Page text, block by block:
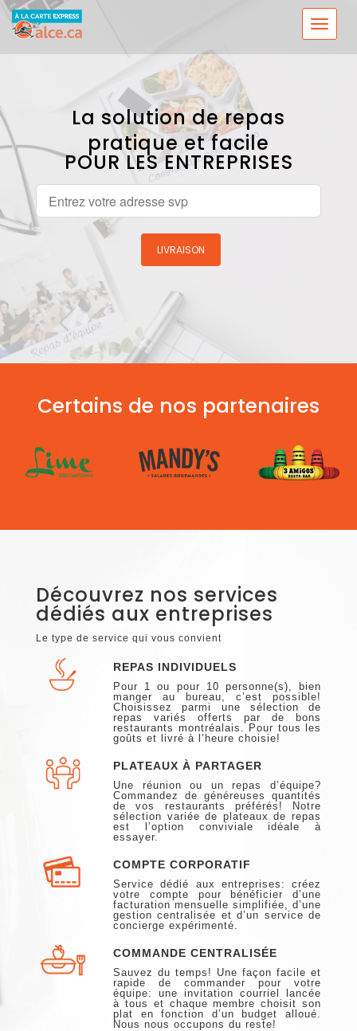
La solution de repas
pratique et facile
POUR LES ENTREPRISES
LIVRAISON
Certains de nos partenaires
Découvrez nos services
dédiés aux entreprises
Le type de service qui vous convient
REPAS INDIVIDUELS
Pour 1 ou pour 10 personne(s), bien
manger au bureau, c’est possible!
Choisissez parmi une sélection de
repas variés offerts par de bons
restaurants montréalais. Pour tous les
goûts et livré à l’heure choisie!
PLATEAUX À PARTAGER
Une réunion ou un repas d’équipe?
Commandez de généreuses quantités
de vos restaurants préférés! Notre
sélection variée de plateaux de repas
est l’option conviviale idéale à
essayer.
COMPTE CORPORATIF
Service dédié aux entreprises: créez
votre compte pour bénéficier d’une
facturation mensuelle simplifiée, d’une
gestion centralisée et d’un service de
concierge expérimenté.
COMMANDE CENTRALISÉE
Sauvez du temps! Une façon facile et
rapide de commander pour votre
équipe: une invitation courriel lancée
à tous et chaque membre choisit son
plat en fonction d’un budget alloué.
Nous nous occupons du reste!